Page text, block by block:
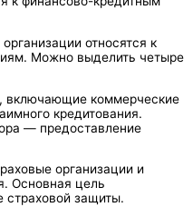
относятся к
Можно выделить четыре
включающие коммерческие
кредитования.
— предоставление
организации и
Основная цель
страховой защиты.